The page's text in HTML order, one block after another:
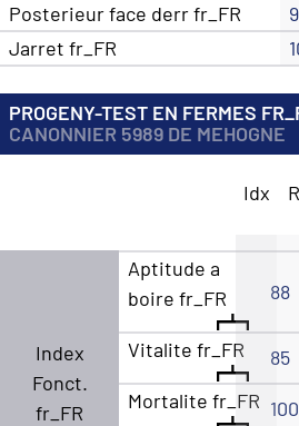
Posterieur face derr fr_FR
Jarret fr_FR
PROGENY-TEST EN FERMES
CANONNIER 5989 DE MEHOGNE
Idx
Index
Fonct.
fr_FR
Aptitude a
boire fr_FR
88
Vitalite fr_FR 85
Mortalite fr_FR 100